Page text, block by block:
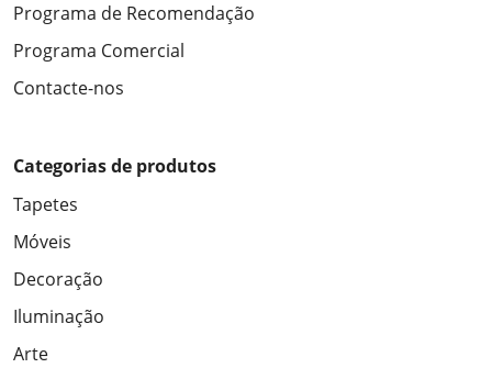
Programa de Recomendação
Programa Comercial
Contacte-nos
Categorias de produtos
Tapetes
Móveis
Decoração
Iluminação
Arte